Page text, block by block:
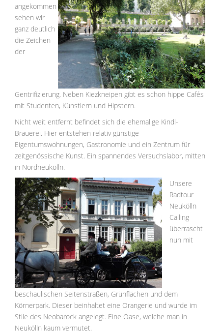
angekommen
sehen wir
ganz deutlich
die Zeichen
der
Gentrifizierung. Neben Kiezkneipen gibt es schon hippe Cafés
mit Studenten, Künstlern und Hipstern.
Nicht weit entfernt befindet sich die ehemalige Kindl-
Brauerei. Hier entstehen relativ günstige
Eigentumswohnungen, Gastronomie und ein Zentrum für
zeitgenössische Kunst. Ein spannendes Versuchslabor, mitten
in Nordneukölln.
Unsere
Radtour
Neukölln
Calling
überrascht
nun mit
beschaulischen Seitenstraßen, Grünflächen und dem
Körnerpark. Dieser beinhaltet eine Orangerie und wurde im
Stile des Neobarock angelegt. Eine Oase, welche man in
Neukölln kaum vermutet.